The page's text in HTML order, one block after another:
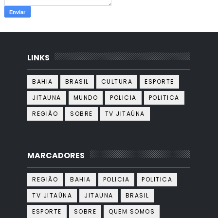
LINKS
BAHIA BRASIL CULTURA
ESPORTE
JITAUNA
MUNDO POLICIA
POLITICA
REGIÃO
SOBRE TV JITAÚNA
MARCADORES
REGIÃO BAHIA POLICIA
POLITICA
TV JITAÚNA
JITAUNA
BRASIL
ESPORTE
SOBRE QUEM SOMOS